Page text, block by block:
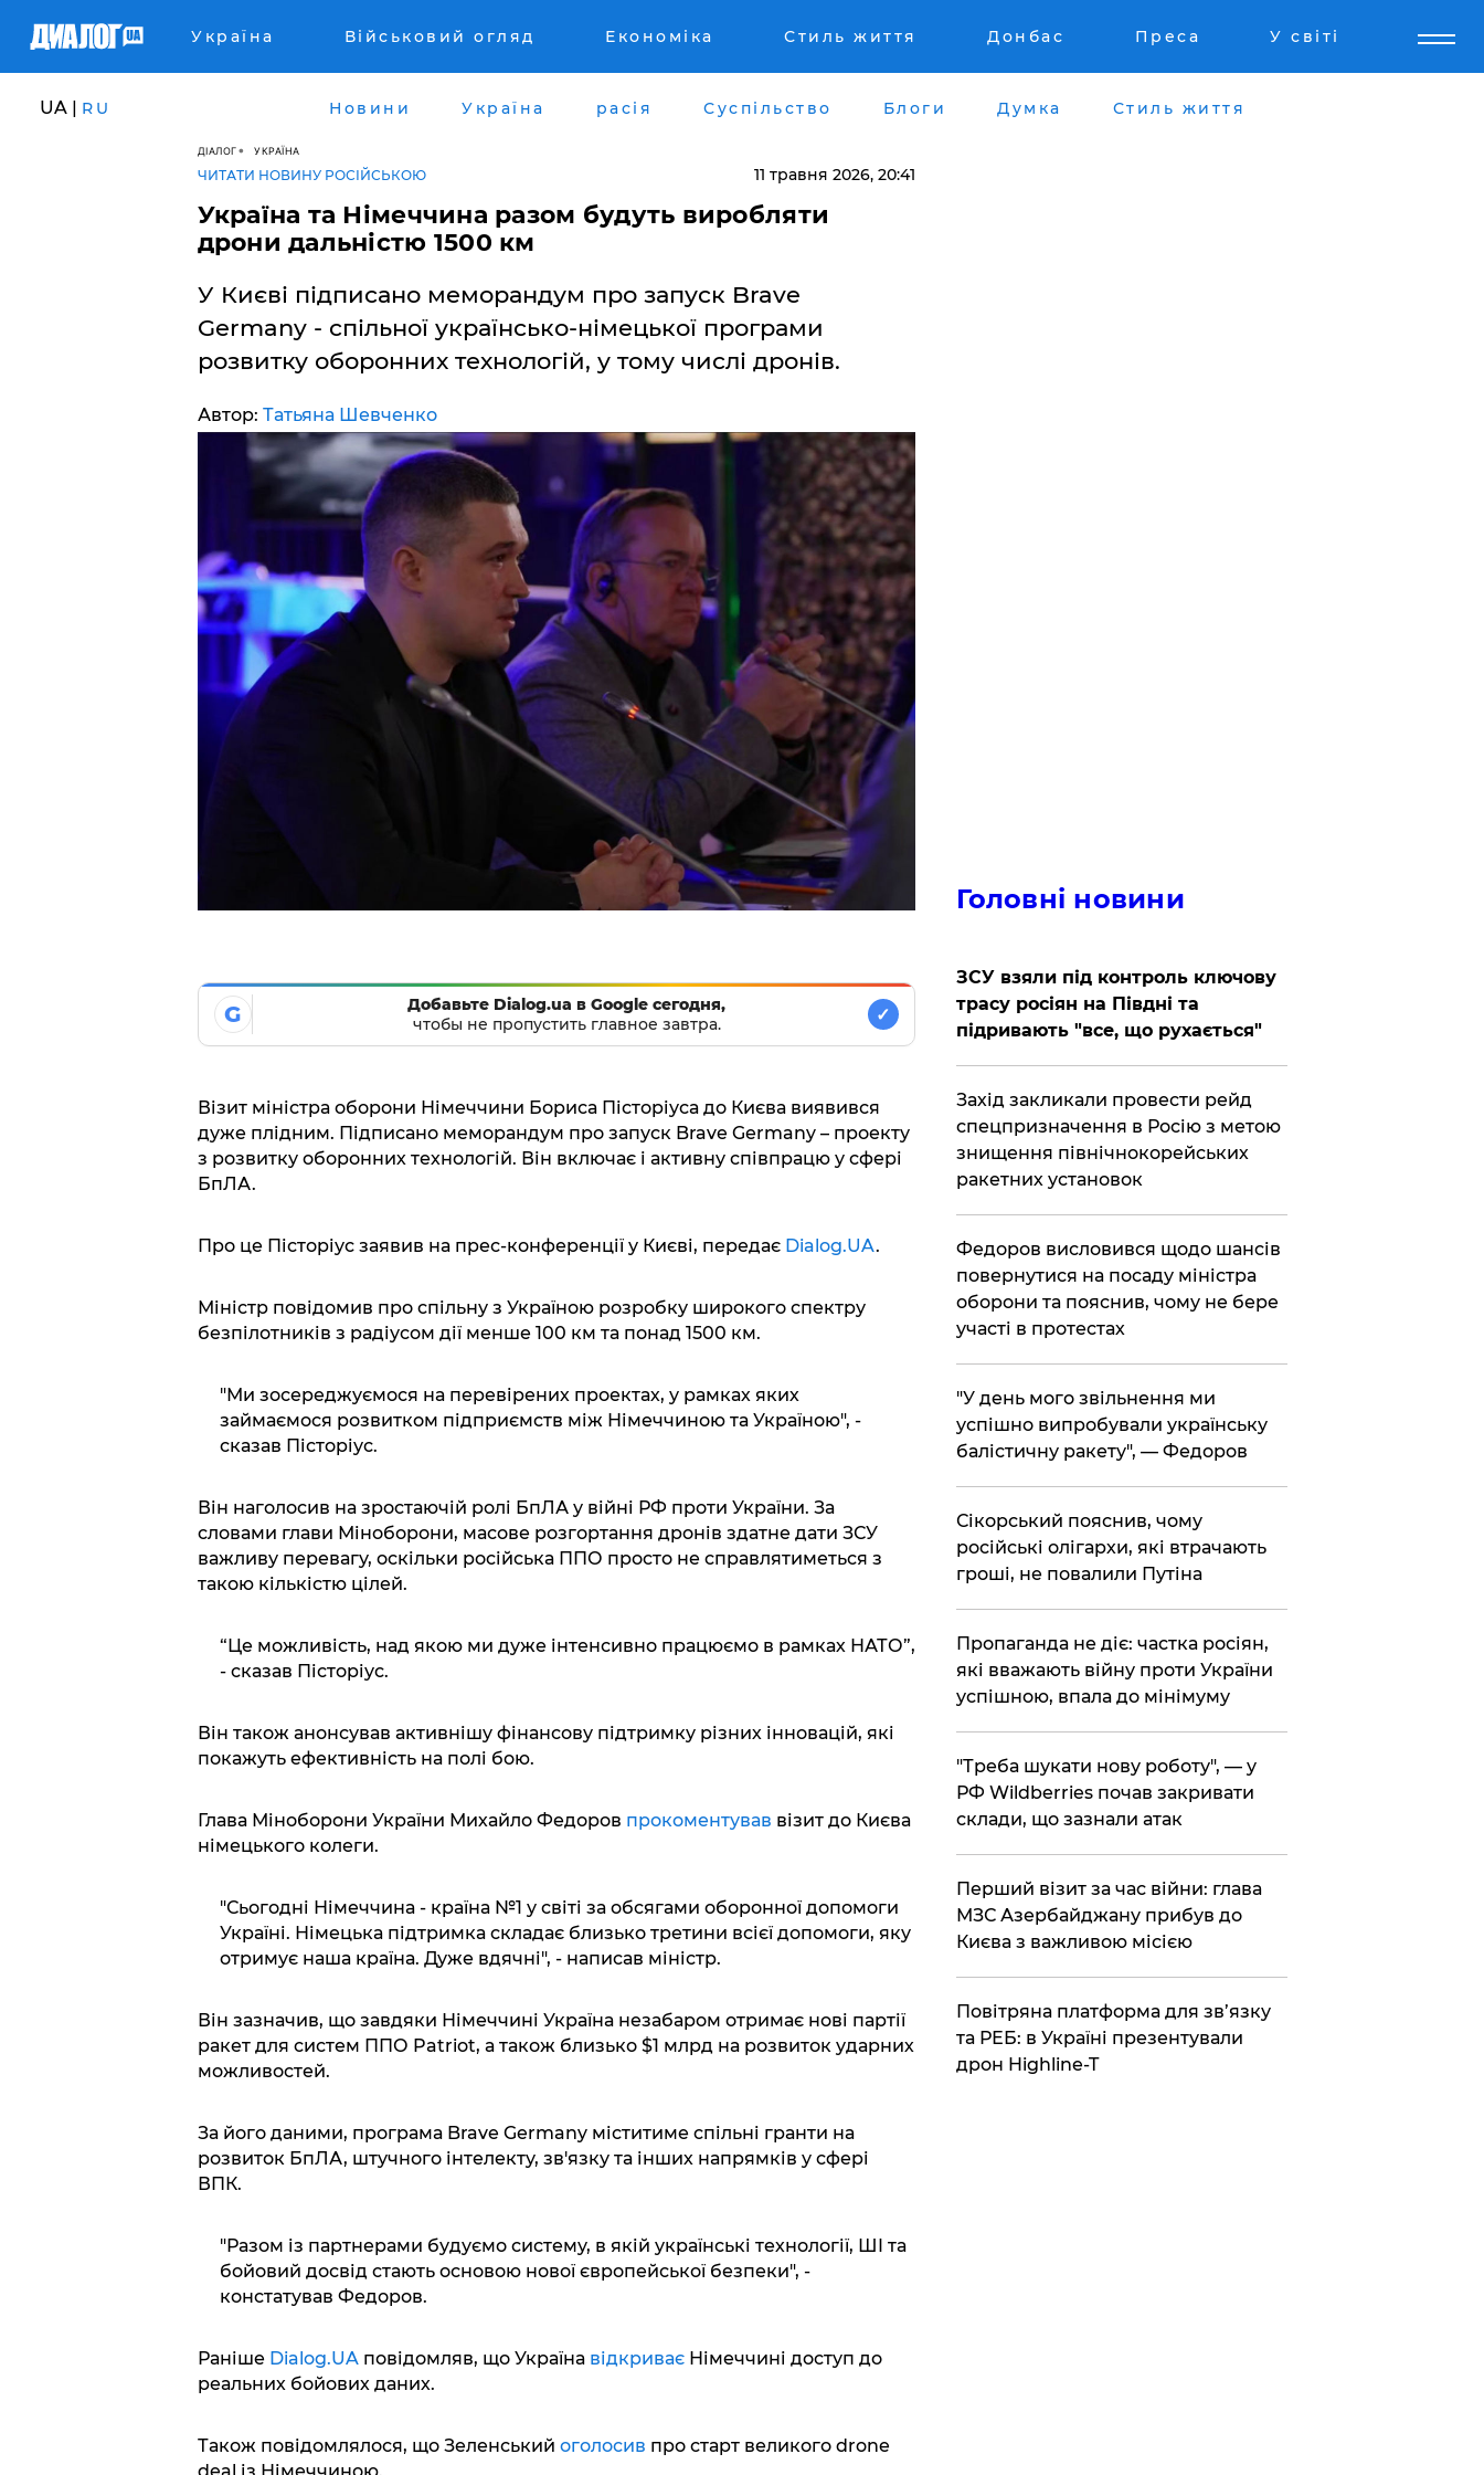
Україна Військовий огляд Економіка Стиль життя Донбас Преса У світі
UA | RU Новини Україна расія Суспільство Блоги Думка Стиль життя
ДІАЛОГ УКРАЇНА
ЧИТАТИ НОВИНУ РОСІЙСЬКОЮ 11 травня 2026, 20:41
​Україна та Німеччина разом будуть виробляти
дрони дальністю 1500 км
У Києві підписано меморандум про запуск Brave
Germany - спільної українсько-німецької програми
розвитку оборонних технологій, у тому числі дронів.
Автор: Татьяна Шевченко
G
Добавьте Dialog.ua в Google сегодня,
чтобы не пропустить главное завтра.
✓
Візит міністра оборони Німеччини Бориса Пісторіуса до Києва виявився
дуже плідним. Підписано меморандум про запуск Brave Germany – проекту
з розвитку оборонних технологій. Він включає і активну співпрацю у сфері
БпЛА.
Про це Пісторіус заявив на прес-конференції у Києві, передає Dialog.UA.
Міністр повідомив про спільну з Україною розробку широкого спектру
безпілотників з радіусом дії менше 100 км та понад 1500 км.
"Ми зосереджуємося на перевірених проектах, у рамках яких
займаємося розвитком підприємств між Німеччиною та Україною", -
сказав Пісторіус.
Він наголосив на зростаючій ролі БпЛА у війні РФ проти України. За
словами глави Міноборони, масове розгортання дронів здатне дати ЗСУ
важливу перевагу, оскільки російська ППО просто не справлятиметься з
такою кількістю цілей.
“Це можливість, над якою ми дуже інтенсивно працюємо в рамках НАТО”,
- сказав Пісторіус.
Він також анонсував активнішу фінансову підтримку різних інновацій, які
покажуть ефективність на полі бою.
Глава Міноборони України Михайло Федоров прокоментував візит до Києва
німецького колеги.
"Сьогодні Німеччина - країна №1 у світі за обсягами оборонної допомоги
Україні. Німецька підтримка складає близько третини всієї допомоги, яку
отримує наша країна. Дуже вдячні", - написав міністр.
Він зазначив, що завдяки Німеччині Україна незабаром отримає нові партії
ракет для систем ППО Patriot, а також близько $1 млрд на розвиток ударних
можливостей.
За його даними, програма Brave Germany міститиме спільні гранти на
розвиток БпЛА, штучного інтелекту, зв'язку та інших напрямків у сфері
ВПК.
"Разом із партнерами будуємо систему, в якій українські технології, ШI та
бойовий досвід стають основою нової європейської безпеки", -
констатував Федоров.
Раніше Dialog.UA повідомляв, що Україна відкриває Німеччині доступ до
реальних бойових даних.
Також повідомлялося, що Зеленський оголосив про старт великого drone
Головні новини
ЗСУ взяли під контроль ключову
трасу росіян на Півдні та
підривають "все, що рухається"
​Захід закликали провести рейд
спецпризначення в Росію з метою
знищення північнокорейських
ракетних установок
​Федоров висловився щодо шансів
повернутися на посаду міністра
оборони та пояснив, чому не бере
участі в протестах
​"У день мого звільнення ми
успішно випробували українську
балістичну ракету", — Федоров
​Сікорський пояснив, чому
російські олігархи, які втрачають
гроші, не повалили Путіна
​Пропаганда не діє: частка росіян,
які вважають війну проти України
успішною, впала до мінімуму
​"Треба шукати нову роботу", — у
РФ Wildberries почав закривати
склади, що зазнали атак
​Перший візит за час війни: глава
МЗС Азербайджану прибув до
Києва з важливою місією
​Повітряна платформа для зв’язку
та РЕБ: в Україні презентували
дрон Highline-T